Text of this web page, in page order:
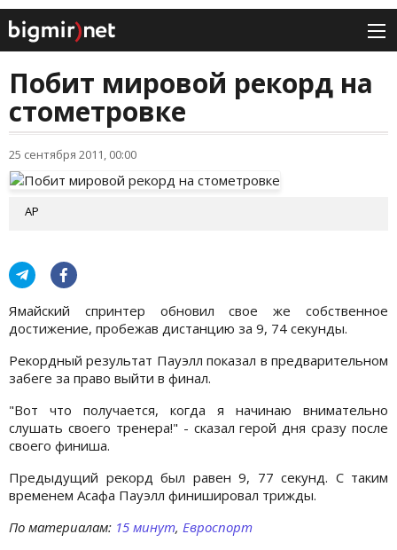
Побит мировой рекорд на
стометровке
25 сентября 2011, 00:00
AP
Ямайский спринтер обновил свое же собственное
достижение, пробежав дистанцию за 9, 74 секунды.
Рекордный результат Пауэлл показал в предварительном
забеге за право выйти в финал.
"Вот что получается, когда я начинаю внимательно
слушать своего тренера!" - сказал герой дня сразу после
своего финиша.
Предыдущий рекорд был равен 9, 77 секунд. С таким
временем Асафа Пауэлл финишировал трижды.
По материалам: 15 минут, Евроспорт